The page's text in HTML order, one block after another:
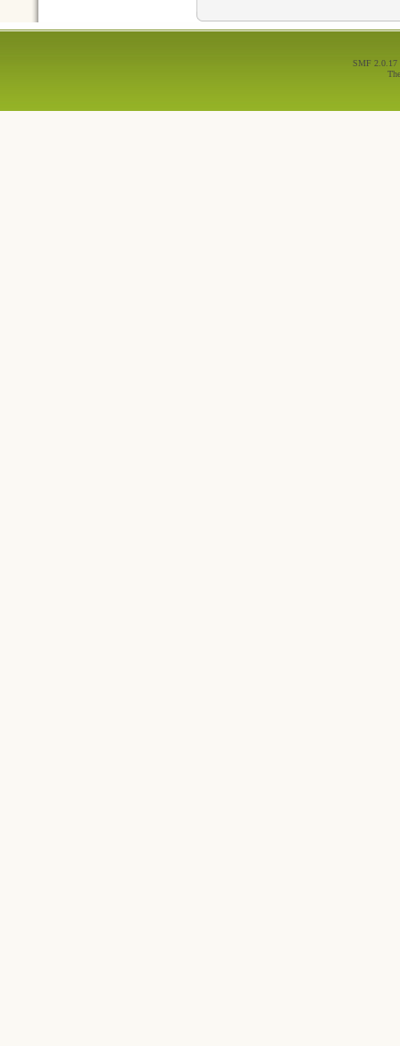
SMF 2.0.17